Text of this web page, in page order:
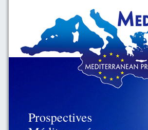
Prospectives
Prospectives